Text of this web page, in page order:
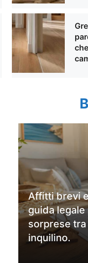
Affitti brevi
guida
sorprese
inquilino.